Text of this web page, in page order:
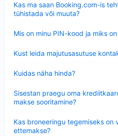
Kas ma saan Booking.com-is
tühistada või muuta?
Mis on minu PIN-kood ja miks
Kust leida majutusasutuse
Kuidas näha hinda?
Sisestan praegu oma
makse sooritamine?
Kas broneeringu tegemiseks on
ettemakse?